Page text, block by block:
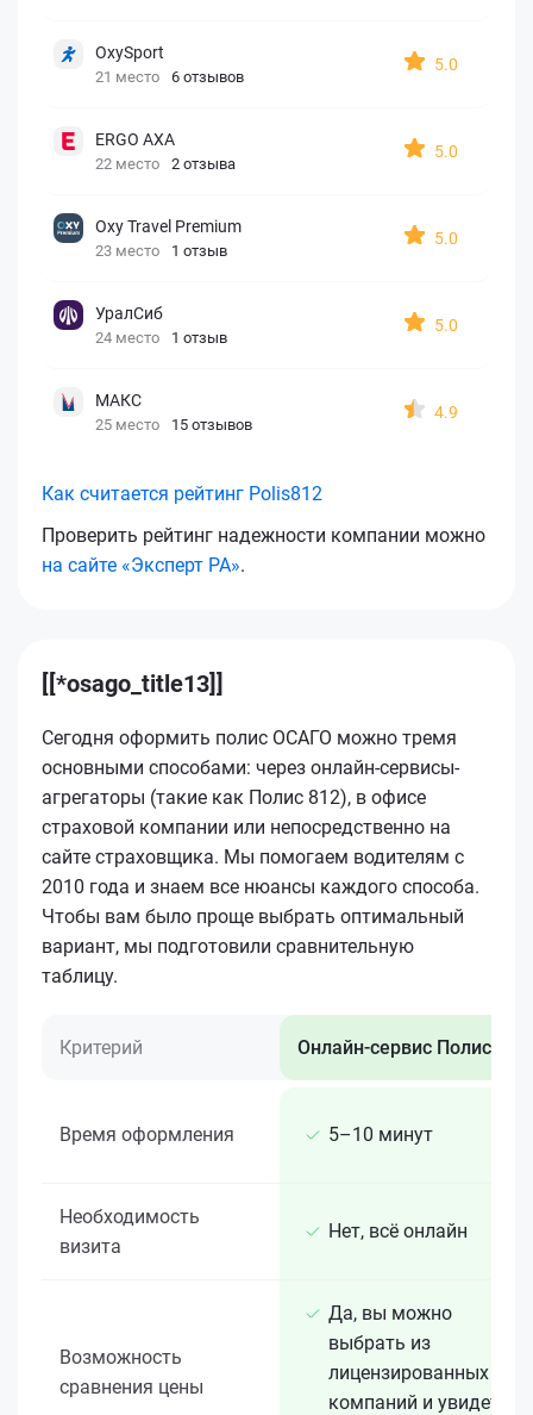
OxySport
21 место 6 отзывов
5.0
ERGO AXA
22 место 2 отзыва
5.0
Oxy Travel Premium
23 место 1 отзыв
5.0
УралСиб
24 место 1 отзыв
5.0
МАКС
25 место 15 отзывов
4.9
Как считается рейтинг Polis812
Проверить рейтинг надежности компании можно
на сайте «Эксперт РА».
[[*osago_title13]]
Сегодня оформить полис ОСАГО можно тремя
основными способами: через онлайн-сервисы-
агрегаторы (такие как Полис 812), в офисе
страховой компании или непосредственно на
сайте страховщика. Мы помогаем водителям с
2010 года и знаем все нюансы каждого способа.
Чтобы вам было проще выбрать оптимальный
вариант, мы подготовили сравнительную
таблицу.
Критерий Онлайн-сервис Полис 812
Время оформления 5–10 минут
Необходимость
визита
Нет, всё онлайн
Возможность
сравнения цены
Да, вы можно
выбрать из
лицензированных 15+
компаний и увидеть,